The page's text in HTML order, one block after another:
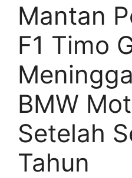
Mantan
F1 Timo
BMW
Setelah
Tahun